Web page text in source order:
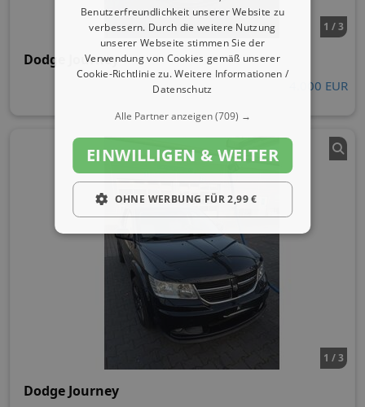
1 / 3
Dodge Journey
4.000 EUR
1 / 3
Dodge Journey
Benutzerfreundlichkeit unserer Website zu
verbessern. Durch die weitere Nutzung
unserer Webseite stimmen Sie der
Verwendung von Cookies gemäß unserer
Cookie-Richtlinie zu.Weitere Informationen /
Datenschutz
Alle Partner anzeigen(709) →
EINWILLIGEN & WEITER
OHNE WERBUNG FÜR 2,99 €